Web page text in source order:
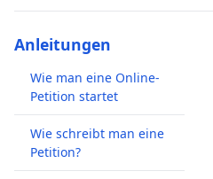
Anleitungen
Wie man eine Online-
Petition startet
Wie schreibt man eine
Petition?